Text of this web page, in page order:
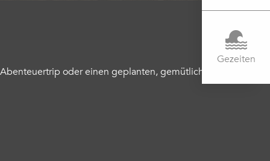
Gezeiten
oder einen geplanten, gemütlichen